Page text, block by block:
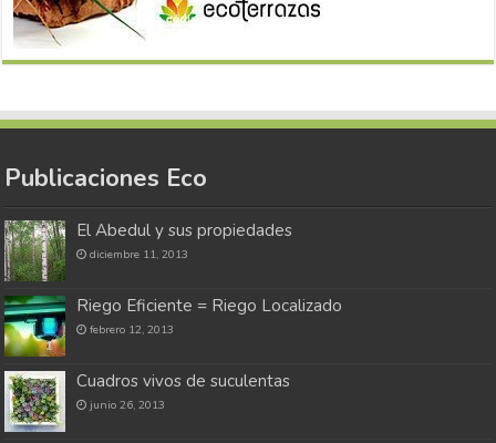
Publicaciones Eco
El Abedul y sus propiedades
diciembre 11, 2013
Riego Eficiente = Riego Localizado
febrero 12, 2013
Cuadros vivos de suculentas
junio 26, 2013